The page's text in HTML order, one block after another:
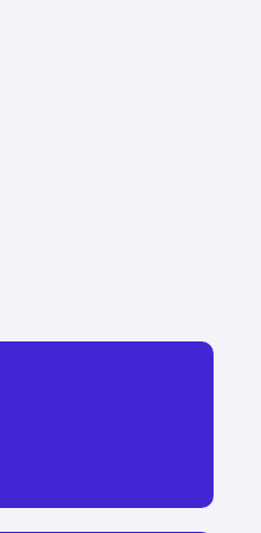
onze Best Western
verblijf helemaal
reserveren.